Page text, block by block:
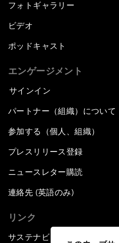
フォトギャラリー
ビデオ
ポッドキャスト
エンゲージメント
サインイン
パートナー（組織）について
参加する（個人、組織）
プレスリリース登録
ニュースレター購読
連絡先 (英語のみ)
リンク
サステナビリティへの取り組